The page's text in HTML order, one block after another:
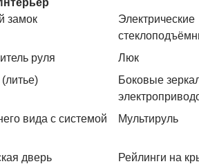
замок
Электрические
руля
Люк
Боковые
вида с системой
Мультируль
дверь
Рейлинги на